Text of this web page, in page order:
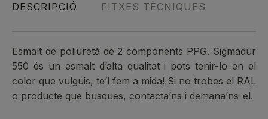
DESCRIPCIÓ FITXES TÈCNIQUES
Esmalt de poliuretà de 2 components PPG. Sigmadur
550 és un esmalt d’alta qualitat i pots tenir-lo en el
color que vulguis, te’l fem a mida! Si no trobes el RAL
o producte que busques, contacta’ns i demana’ns-el.